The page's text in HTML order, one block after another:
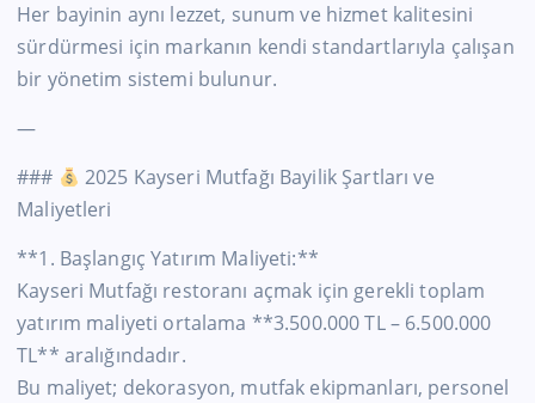
Her bayinin aynı lezzet, sunum ve hizmet kalitesini
sürdürmesi için markanın kendi standartlarıyla çalışan
bir yönetim sistemi bulunur.
—
###
2025 Kayseri Mutfağı Bayilik Şartları ve
Maliyetleri
**1. Başlangıç Yatırım Maliyeti:**
Kayseri Mutfağı restoranı açmak için gerekli toplam
yatırım maliyeti ortalama **3.500.000 TL – 6.500.000
TL** aralığındadır.
Bu maliyet; dekorasyon, mutfak ekipmanları, personel